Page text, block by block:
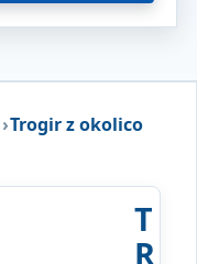
›Trogir z okolico
T
R